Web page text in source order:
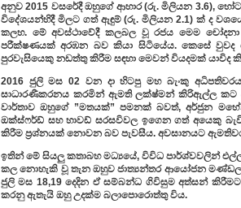
අනුව 2015 වසරේදී ඔහුගේ ආහාර (රු. මිලියන 3.6),
විදේශයන්හිදී මිලට ගත් ඇඳුම් (රු. මිලියන 2.1) ක් ද
කලහ. මේ අවස්ථාවේදී කලබල වූ රජය මෙම
පරීක්ෂණයක් අරඹන බව කියා සිටියේය. කෙසේ වුවද
පුරවැසියෙකු නඩත්තු කිරීම සඳහා මෙවන් වියදමක් යාවිද
2016 ජුලි මස 02 වන දා හිටපු මහ බැංකු
සාධාරණීකරනය කරමින් ඇමති ලක්ෂ්මන් කිරිඇල්ල කට
වාර්තාව ඔහුගේ ”මතයක්” පමනක් බවත්, අර්ජුන
ඔක්ස්ෆර්ඩ් සහ හාවඩ් සරසවිවල ඉගෙන ගත් අයෙකු
කිරීම ප්‍රශ්නයක් නොවන බව පැවසීය. අවසානයට
ඉතින් මේ සියලු කතාබහ මධ්‍යයේ, විවිධ පාර්ශ්වවලින් එල්ල
කල නොහැකි වූ තැන ඔහුව ජාත්‍යන්තර ආයෝජන
ජුලි මස 18,19 දෙදින ඒ සම්බන්ධ ගිවිසුම අත්සන්
කරනු ඇතැයි ඔහු උදක්ම බලාපොරාෙත්තු විය.